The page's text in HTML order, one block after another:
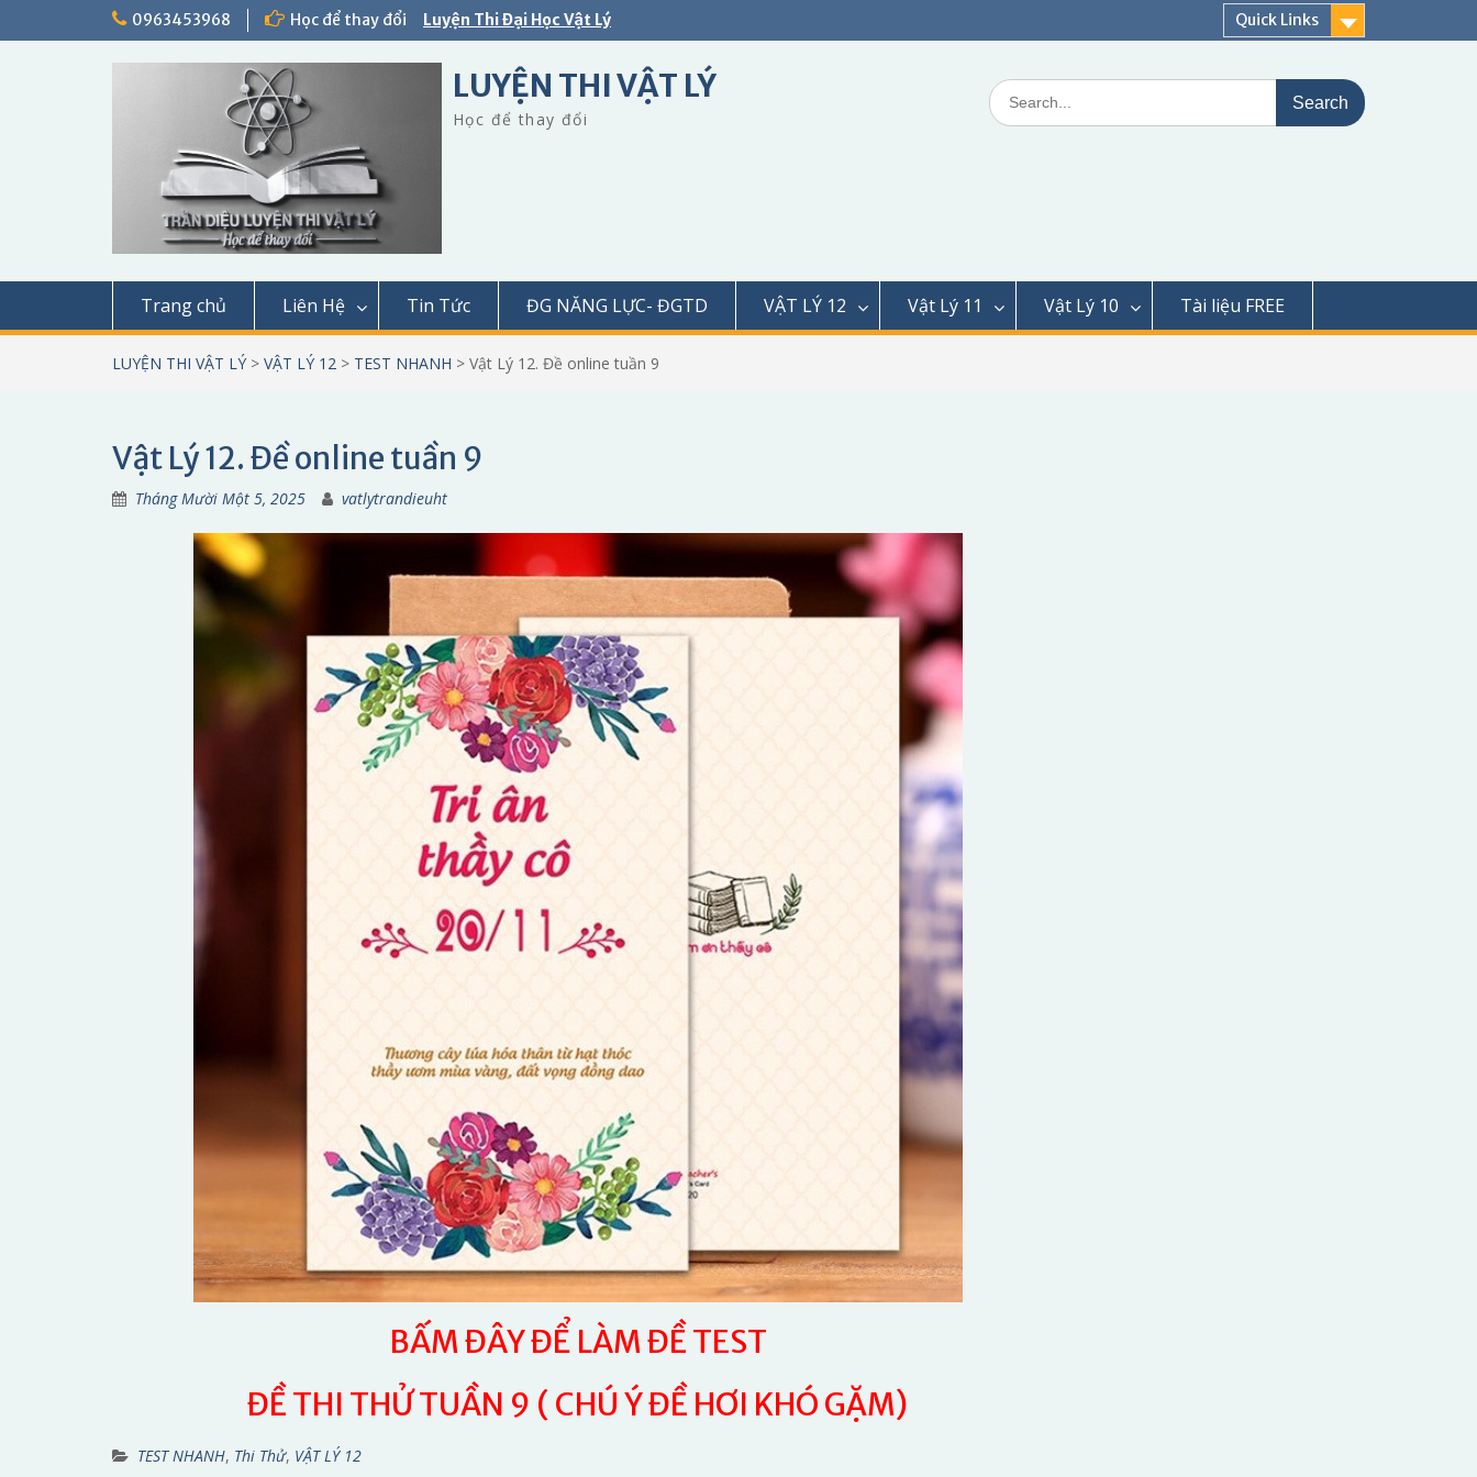
0963453968 Học để thay đổi Luyện Thi Đại Học Vật Lý Quick Links
LUYỆN THI VẬT LÝ
Học để thay đổi
Search
for:
Trang chủ Liên Hệ Tin Tức ĐG NĂNG LỰC- ĐGTD VẬT LÝ 12 Vật Lý 11 Vật Lý 10 Tài liệu FREE
LUYỆN THI VẬT LÝ > VẬT LÝ 12 > TEST NHANH > Vật Lý 12. Đề online tuần 9
Vật Lý 12. Đề online tuần 9
Tháng Mười Một 5, 2025 vatlytrandieuht
BẤM ĐÂY ĐỂ LÀM ĐỀ TEST
ĐỀ THI THỬ TUẦN 9 ( CHÚ Ý ĐỀ HƠI KHÓ GẶM)
TEST NHANH, Thi Thử, VẬT LÝ 12